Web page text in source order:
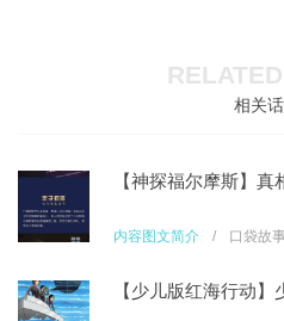
相关
【神探福尔摩斯】真
内容图文简介 / 口袋故
【少儿版红海行动】